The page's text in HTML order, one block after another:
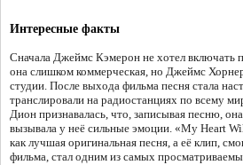
Интересные факты
Сначала Джеймс Кэмерон не хотел включать
она слишком коммерческая, но Джеймс
студии. После выхода фильма песня стала
транслировали на радиостанциях по всему
Дион признавалась, что, записывая песню, она
вызывала у неё сильные эмоции. «My Heart
как лучшая оригинальная песня, а её клип,
фильма, стал одним из самых